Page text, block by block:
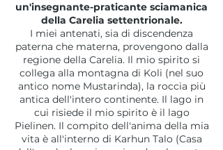
un'insegnante-praticante sciamanica
della Carelia settentrionale.
I miei antenati, sia di discendenza
paterna che materna, provengono dalla
regione della Carelia. Il mio spirito si
collega alla montagna di Koli (nel suo
antico nome Mustarinda), la roccia più
antica dell'intero continente. Il lago in
cui risiede il mio spirito è il lago
Pielinen. Il compito dell'anima della mia
vita è all'interno di Karhun Talo (Casa